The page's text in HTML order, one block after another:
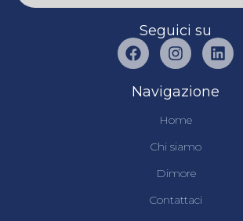
Seguici su
Navigazione
Home
Chi siamo
Dimore
Contattaci